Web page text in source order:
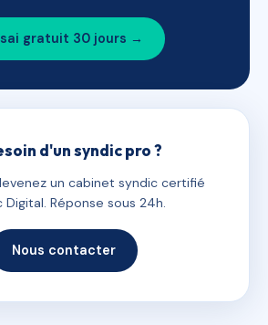
gratuit 30 jours →
d'un syndic pro ?
un cabinet syndic certifié
Digital. Réponse sous 24h.
Nous contacter